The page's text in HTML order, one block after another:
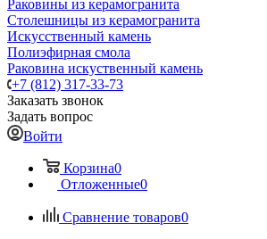
Раковины из керамогранита
Столешницы из керамогранита
Искусственный камень
Полиэфирная смола
Раковина искуственный камень
+7 (812) 317-33-73
Заказать звонок
Задать вопрос
Войти
Корзина0
Отложенные0
Сравнение товаров0